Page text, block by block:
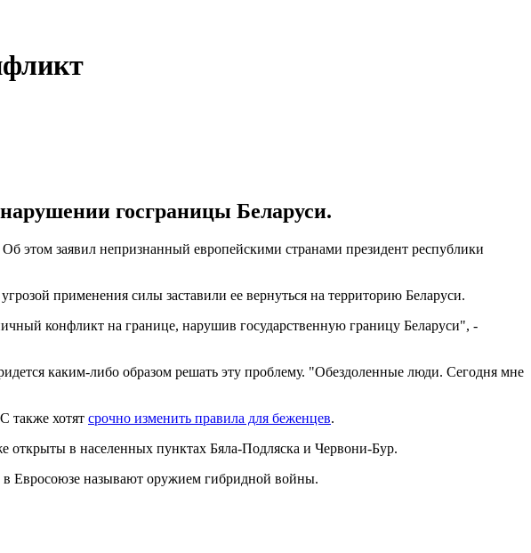
госграницы Беларуси.
этом заявил непризнанный европейскими странами президент республики
применения силы заставили ее вернуться на территорию Беларуси.
конфликт на границе, нарушив государственную границу Беларуси", -
каким-либо образом решать эту проблему. "Обездоленные люди. Сегодня мне
также хотят срочно изменить правила для беженцев.
открыты в населенных пунктах Бяла-Подляска и Червони-Бур.
в Евросоюзе называют оружием гибридной войны.